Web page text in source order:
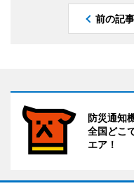
前の記事
防災通知
全国どこ
エア！